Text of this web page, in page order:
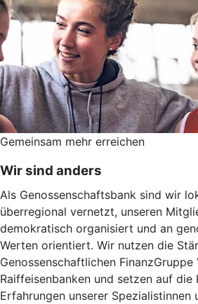
Gemeinsam mehr erreichen
Wir sind anders
Als Genossenschaftsbank sind wir
überregional vernetzt, unseren
demokratisch organisiert und an
Werten orientiert. Wir nutzen die
Genossenschaftlichen FinanzGruppe
Raiffeisenbanken und setzen auf die
Erfahrungen unserer Spezialistinnen